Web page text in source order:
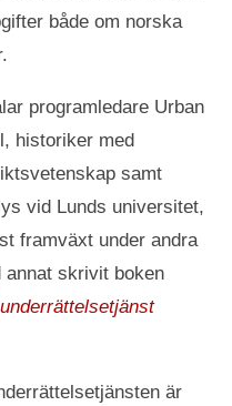
både om norska
programledare Urban
historiker med
samt
vid Lunds universitet,
framväxt under andra
skrivit boken
är